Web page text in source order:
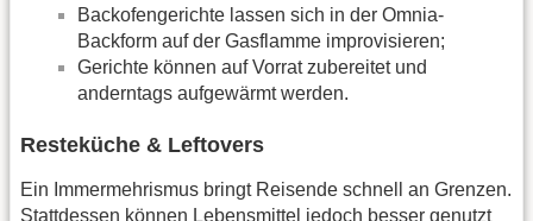
Backofengerichte lassen sich in der Omnia-
Backform auf der Gasflamme improvisieren;
Gerichte können auf Vorrat zubereitet und
anderntags aufgewärmt werden.
Resteküche & Leftovers
Ein Immermehrismus bringt Reisende schnell an Grenzen.
Stattdessen können Lebensmittel jedoch besser genutzt